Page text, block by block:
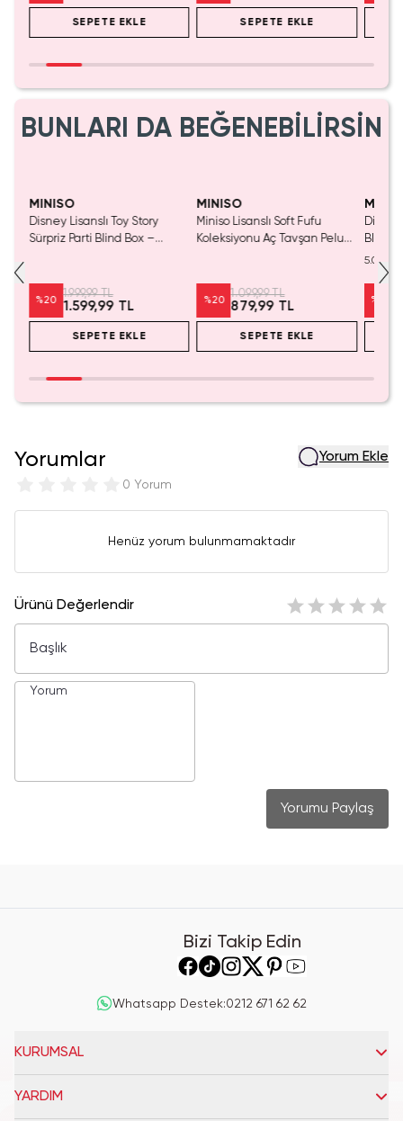
SEPETE EKLE SEPETE EKLE
BUNLARI DA BEĞENEBİLİRSİN
MINISO
Disney Lisanslı Toy Story
Sürpriz Parti Blind Box –
%20
1.999,99 TL
1.599,99 TL
SEPETE EKLE
MINISO
Miniso Lisanslı Soft Fufu
Koleksiyonu Aç Tavşan Peluş
%20
1.099,99 TL
879,99 TL
SEPETE EKLE
Disney
Blind
5.0
%
Yorumlar
0 Yorum
Yorum Ekle
Henüz yorum bulunmamaktadır
Ürünü Değerlendir
Yorumu Paylaş
Bizi Takip Edin
Whatsapp Destek:0212 671 62 62
KURUMSAL
YARDIM